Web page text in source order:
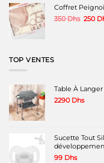
220
Coffret
350Dhs Le
250
TOP VENTES
Table À
2290 Dhs
Sucette Tout
99 Dhs